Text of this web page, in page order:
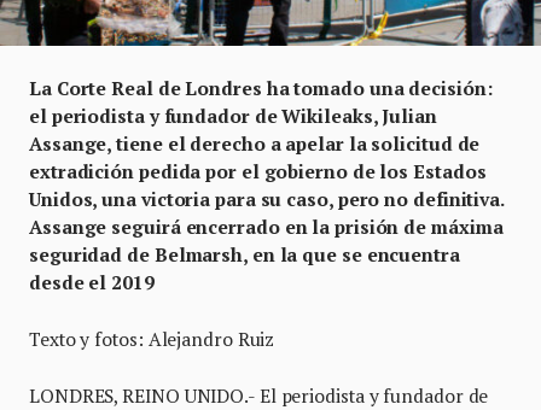
La Corte Real de Londres ha tomado una decisión:
el periodista y fundador de Wikileaks, Julian
Assange, tiene el derecho a apelar la solicitud de
extradición pedida por el gobierno de los Estados
Unidos, una victoria para su caso, pero no definitiva.
Assange seguirá encerrado en la prisión de máxima
seguridad de Belmarsh, en la que se encuentra
desde el 2019
Texto y fotos: Alejandro Ruiz
LONDRES, REINO UNIDO.- El periodista y fundador de